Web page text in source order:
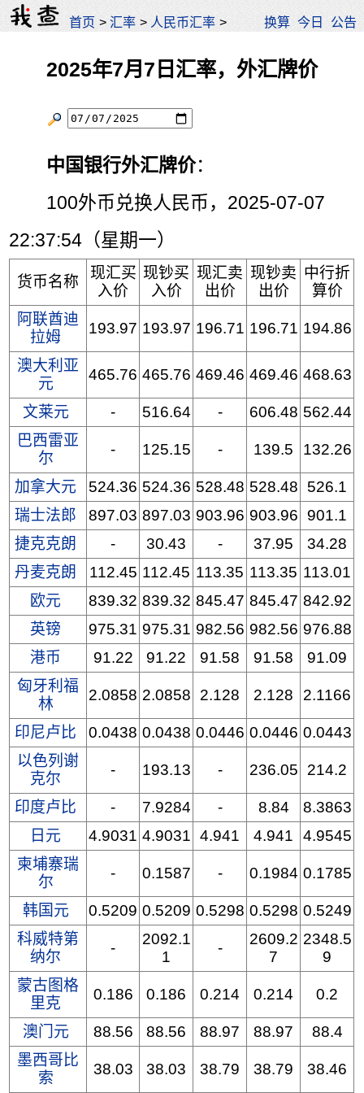
首页 >汇率 > 人民币汇率 > 换算 今日 公告
2025年7月7日汇率，外汇牌价
中国银行外汇牌价：
100外币兑换人民币，2025-07-07
22:37:54（星期一）
货币名称
现汇买
入价
现钞买
入价
现汇卖
出价
现钞卖
出价
中行折
算价
阿联酋迪
拉姆
193.97 193.97 196.71 196.71 194.86
澳大利亚
元
465.76 465.76 469.46 469.46 468.63
文莱元 - 516.64 - 606.48 562.44
巴西雷亚
尔
- 125.15 - 139.5 132.26
加拿大元 524.36 524.36 528.48 528.48
526.1
瑞士法郎
897.03 897.03 903.96 903.96
901.1
捷克克朗
- 30.43 - 37.95
34.28
丹麦克朗
112.45 112.45 113.35 113.35 113.01
欧元
839.32 839.32 845.47 845.47 842.92
英镑
975.31 975.31 982.56 982.56 976.88
港币
91.22 91.22 91.58 91.58
91.09
匈牙利福
林
2.0858 2.0858 2.128 2.128 2.1166
印尼卢比 0.0438 0.0438 0.0446 0.0446 0.0443
以色列谢
克尔
- 193.13 - 236.05 214.2
印度卢比 - 7.9284 - 8.84
8.3863
日元
4.9031 4.9031 4.941 4.941
4.9545
柬埔寨瑞
尔
- 0.1587 - 0.1984 0.1785
韩国元 0.5209 0.5209 0.5298 0.5298 0.5249
科威特第
纳尔
-
2092.1
1
-
2609.2
7
2348.5
9
蒙古图格
里克
0.186 0.186 0.214 0.214 0.2
澳门元 88.56 88.56 88.97 88.97
88.4
墨西哥比
索
38.03 38.03 38.79 38.79 38.46